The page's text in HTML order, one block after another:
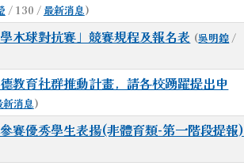
/ 130 / 最新消息)
木球對抗賽」競賽規程及報名表 (吳明鍠 /
教育社群推動計畫，請各校踴躍提出申
新消息)
賽優秀學生表揚(非體育類-第一階段提報)